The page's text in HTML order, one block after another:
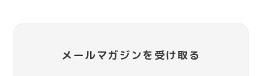
メールマガジンを受け取る